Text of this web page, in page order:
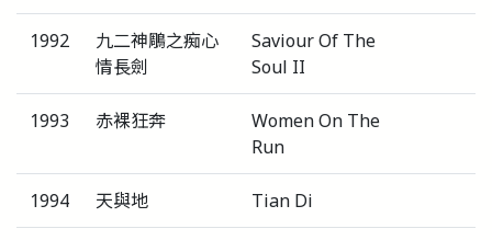
1992
九二神鵰之痴心
情長劍
Saviour Of The
Soul II
1993 赤裸狂奔
Women On The
Run
1994 天與地 Tian Di